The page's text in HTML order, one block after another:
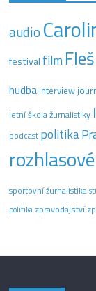
audio
festival film Fleš
hudba interview
letní škola žurnalistiky
podcast politika
sportovní žurnalistika
politika zpravodajství